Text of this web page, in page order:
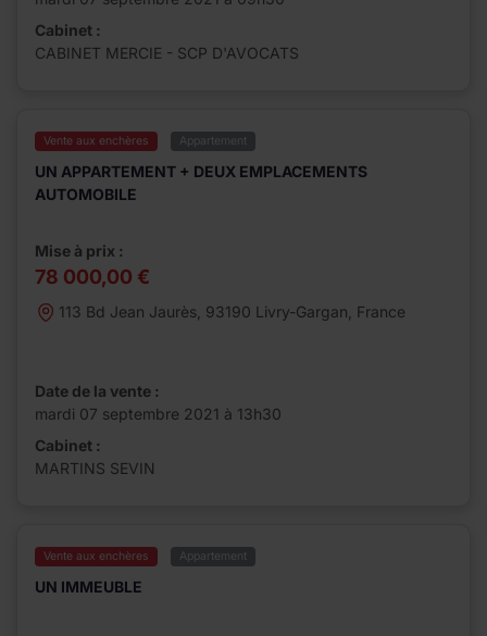
Cabinet :
CABINET MERCIE - SCP D'AVOCATS
Vente aux enchères Appartement
UN APPARTEMENT + DEUX EMPLACEMENTS
AUTOMOBILE
Mise à prix :
78 000,00 €
113 Bd Jean Jaurès, 93190 Livry-Gargan, France
Date de la vente :
mardi 07 septembre 2021 à 13h30
Cabinet :
MARTINS SEVIN
Vente aux enchères Appartement
UN IMMEUBLE